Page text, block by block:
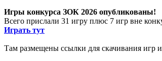
Игры конкурса ЗОК 2026 опубликованы!
Всего прислали 31 игру плюс 7 игр вне
Играть тут
Там размещены ссылки для скачивания игр